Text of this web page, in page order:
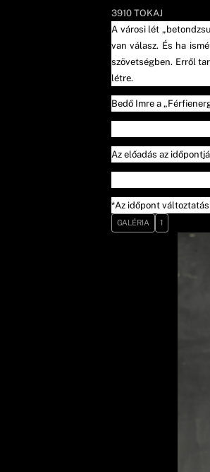
3910 TOKAJ
A városi lét
van válasz. És ha
szövetségben. Erről
létre.
Bedő Imre a
Az előadás az
*Az időpont
GALÉRIA 1